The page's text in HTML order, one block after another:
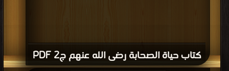
كتاب حياة الصحابة رضى الله عنهم ج2 PDF